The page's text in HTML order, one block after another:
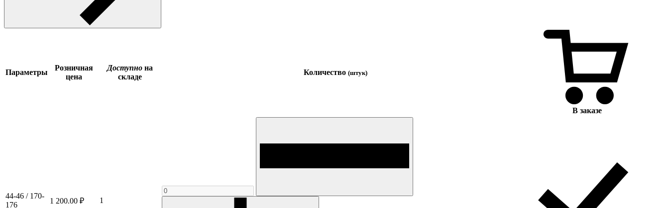
Параметры
Розничная
цена
Доступно на
складе
Количество (штук)
В заказе
44-46 / 170-
176
1 200.00 ₽ 1